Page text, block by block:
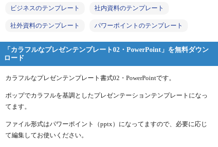
ビジネスのテンプレート 社内資料のテンプレート
社外資料のテンプレート パワーポイントのテンプレート
「カラフルなプレゼンテンプレート02・PowerPoint」を無料ダウン
ロード
カラフルなプレゼンテンプレート書式02・PowerPointです。
ポップでカラフルを基調としたプレゼンテーションテンプレートになっ
てます。
ファイル形式はパワーポイント（pptx）になってますので、必要に応じ
て編集してお使いください。